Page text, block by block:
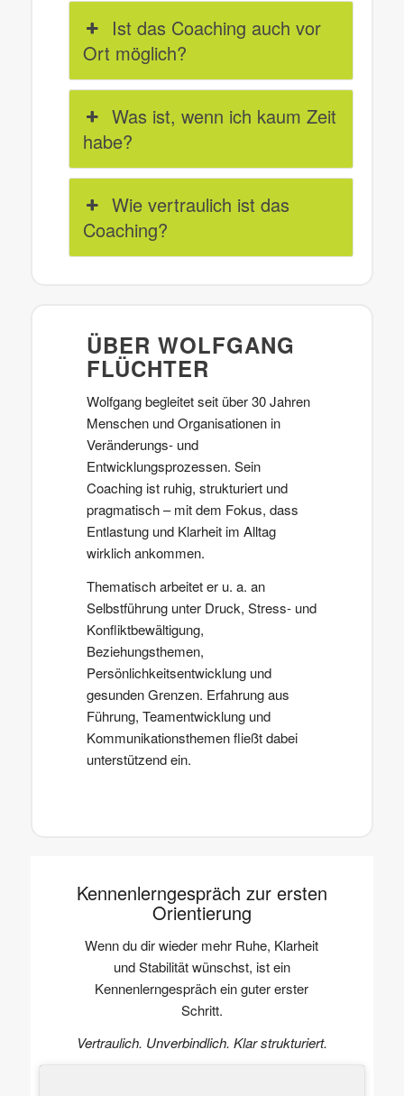
Ist das Coaching auch vor
Ort möglich?
Was ist, wenn ich kaum Zeit
habe?
Wie vertraulich ist das
Coaching?
ÜBER WOLFGANG
FLÜCHTER
Wolfgang begleitet seit über 30 Jahren
Menschen und Organisationen in
Veränderungs- und
Entwicklungsprozessen. Sein
Coaching ist ruhig, strukturiert und
pragmatisch – mit dem Fokus, dass
Entlastung und Klarheit im Alltag
wirklich ankommen.
Thematisch arbeitet er u. a. an
Selbstführung unter Druck, Stress- und
Konfliktbewältigung,
Beziehungsthemen,
Persönlichkeitsentwicklung und
gesunden Grenzen. Erfahrung aus
Führung, Teamentwicklung und
Kommunikationsthemen fließt dabei
unterstützend ein.
Kennenlerngespräch zur ersten
Orientierung
Wenn du dir wieder mehr Ruhe, Klarheit
und Stabilität wünschst, ist ein
Kennenlerngespräch ein guter erster
Schritt.
Vertraulich. Unverbindlich. Klar strukturiert.